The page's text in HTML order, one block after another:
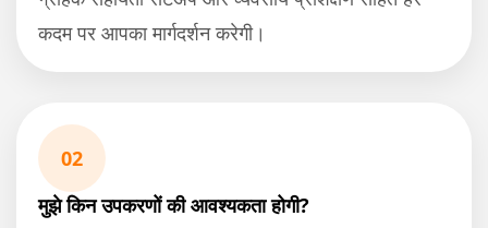
कदम पर आपका मार्गदर्शन करेगी।
02
मुझे किन उपकरणों की आवश्यकता होगी?